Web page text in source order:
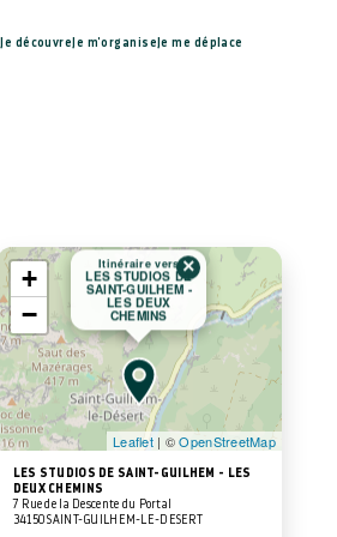
Je découvre Je m'organise Je me déplace
Itinéraire vers
LES STUDIOS DE
SAINT-GUILHEM -
LES DEUX
CHEMINS
×
+
−
Leaflet| ©OpenStreetMap
LES STUDIOS DE SAINT-GUILHEM - LES
DEUX CHEMINS
7 Rue de la Descente du Portal
34150 SAINT-GUILHEM-LE-DESERT